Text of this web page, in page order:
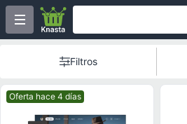
Filtros
Mejor precio.
Oferta hace 4 días